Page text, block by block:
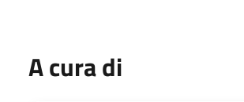
A cura di